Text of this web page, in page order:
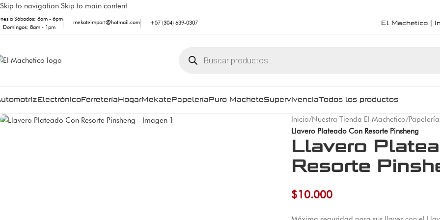
Skip to navigation Skip to main content
a Sábados: 8am - 6pm
Domingos: 8am - 1pm
mekateimport@hotmail.com +57 (304) 639-0307 El Machetico |
ElectrónicoFerreteríaHogarMekatePapeleríaPuro MacheteSupervivenciaTodos los productos
Inicio/Nuestra Tienda El Machetico/Papelería
Llavero Plateado Con Resorte Pinsheng
Llavero
Resorte
$10.000